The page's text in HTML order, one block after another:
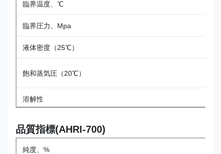
臨界温度、℃
臨界圧力、Mpa
液体密度（25℃）
飽和蒸気圧（20℃）
溶解性
品質指標(AHRI-700)
純度、%